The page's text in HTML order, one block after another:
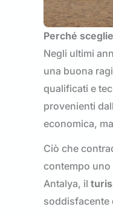
Perché
Negli ultimi
una buona
qualificati e
provenienti
economica,
Ciò che
contempo uno
Antalya, il
soddisfacente